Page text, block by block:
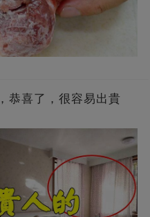
恭喜了，很容易出貴